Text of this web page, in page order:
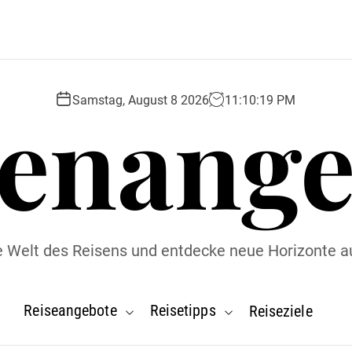
Samstag, August 8 2026 11 :10:20 PM
Welt des Reisens und entdecke neue Horizonte
Reiseangebote Reisetipps Reiseziele